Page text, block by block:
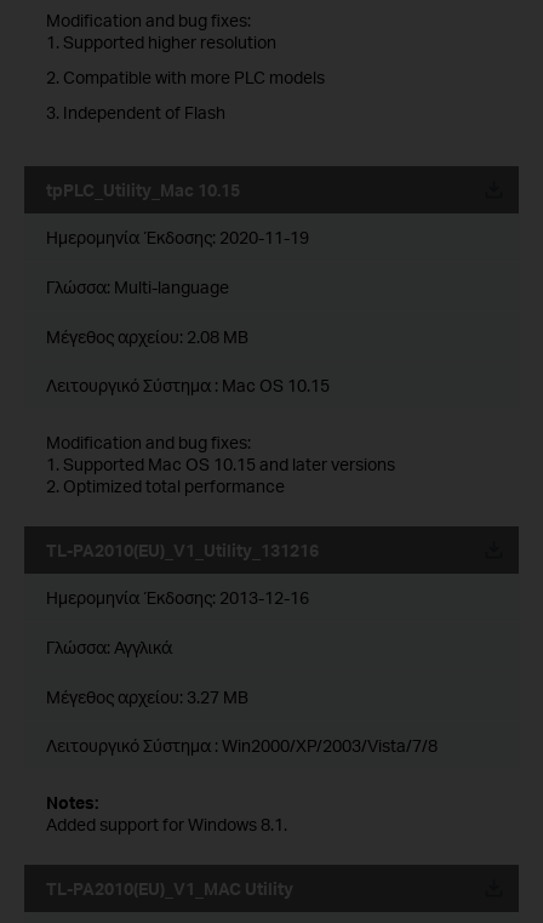
Modification and bug fixes:
1. Supported higher resolution
2. Compatible with more PLC models
3. Independent of Flash
tpPLC_Utility_Mac 10.15
Ημερομηνία Έκδοσης: 2020-11-19
Γλώσσα: Multi-language
Μέγεθος αρχείου: 2.08 MB
Λειτουργικό Σύστημα : Mac OS 10.15
Modification and bug fixes:
1. Supported Mac OS 10.15 and later versions
2. Optimized total performance
TL-PA2010(EU)_V1_Utility_131216
Ημερομηνία Έκδοσης: 2013-12-16
Γλώσσα: Αγγλικά
Μέγεθος αρχείου: 3.27 MB
Λειτουργικό Σύστημα : Win2000/XP/2003/Vista/7/8
Notes:
Added support for Windows 8.1.
TL-PA2010(EU)_V1_MAC Utility